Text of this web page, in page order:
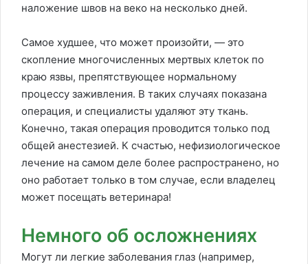
наложение швов на веко на несколько дней.
Самое худшее, что может произойти, — это
скопление многочисленных мертвых клеток по
краю язвы, препятствующее нормальному
процессу заживления. В таких случаях показана
операция, и специалисты удаляют эту ткань.
Конечно, такая операция проводится только под
общей анестезией. К счастью, нефизиологическое
лечение на самом деле более распространено, но
оно работает только в том случае, если владелец
может посещать ветеринара!
Немного об осложнениях
Могут ли легкие заболевания глаз (например,